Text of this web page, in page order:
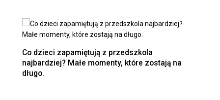
Co dzieci zapamiętują z przedszkola
najbardziej? Małe momenty, które zostają na
długo.